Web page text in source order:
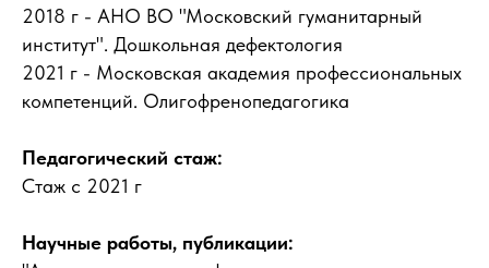
2018 г - АНО ВО "Московский гуманитарный
институт". Дошкольная дефектология
2021 г - Московская академия профессиональных
компетенций. Олигофренопедагогика
Педагогический стаж:
Стаж с 2021 г
Научные работы, публикации: